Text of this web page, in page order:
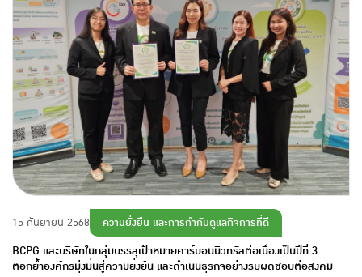
15 กันยายน 2568 ความยั่งยืน และการกำกับดูแลกิจการที่ดี
BCPG และบริษัทในกลุ่มบรรลุเป้าหมายคาร์บอนนิวทรัลต่อเนื่องเป็นปีที่ 3
ตอกย้ำองค์กรมุ่งมั่นสู่ความยั่งยืน และดำเนินธุรกิจอย่างรับผิดชอบต่อสังคม